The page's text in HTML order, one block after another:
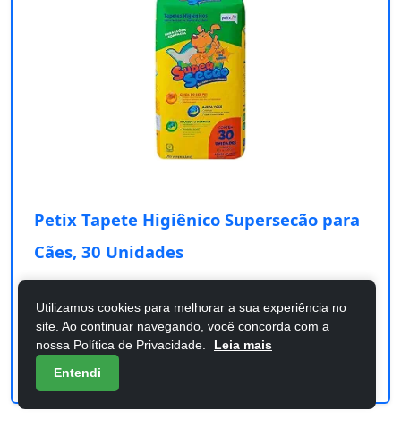
Petix Tapete Higiênico Supersecão para
Cães, 30 Unidades
diretamente na Amazon.
Comprar na Amazon
Utilizamos cookies para melhorar a sua experiência no
site. Ao continuar navegando, você concorda com a
nossa Política de Privacidade.
Leia mais
Entendi